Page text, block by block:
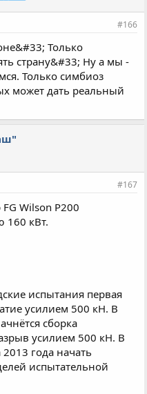
#166
Только
страну&#33; Ну а мы -
Только симбиоз
может дать реальный
#167
Wilson P200
160 кВт.
испытания первая
усилием 500 кН. В
сборка
усилием 500 кН. В
года начать
испытательной